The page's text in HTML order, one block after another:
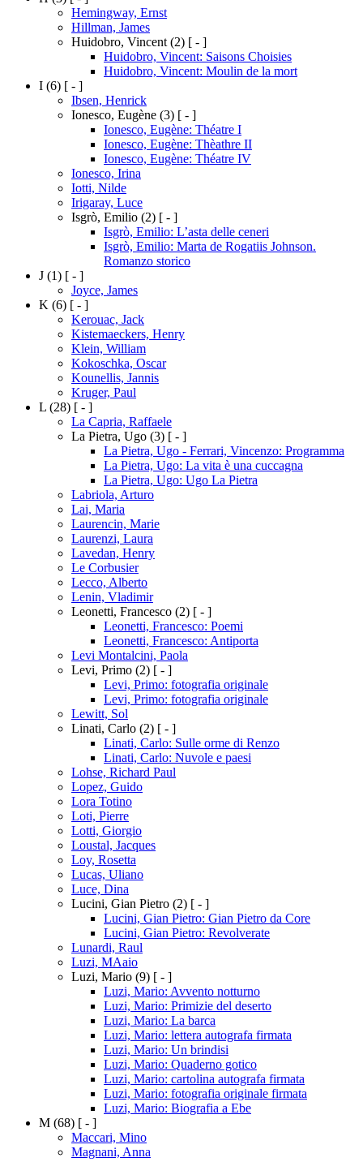
Hemingway, Ernst
Hillman, James
Huidobro, Vincent (2) [ - ]
Huidobro, Vincent: Saisons Choisies
Huidobro, Vincent: Moulin de la mort
I (6) [ - ]
Ibsen, Henrick
Ionesco, Eugène (3) [ - ]
Ionesco, Eugène: Théatre I
Ionesco, Eugène: Thèathre II
Ionesco, Eugène: Théatre IV
Ionesco, Irina
Iotti, Nilde
Irigaray, Luce
Isgrò, Emilio (2) [ - ]
Isgrò, Emilio: L’asta delle ceneri
Isgrò, Emilio: Marta de Rogatiis Johnson.
Romanzo storico
J (1) [ - ]
Joyce, James
K (6) [ - ]
Kerouac, Jack
Kistemaeckers, Henry
Klein, William
Kokoschka, Oscar
Kounellis, Jannis
Kruger, Paul
L (28) [ - ]
La Capria, Raffaele
La Pietra, Ugo (3) [ - ]
La Pietra, Ugo - Ferrari, Vincenzo: Programma
La Pietra, Ugo: La vita è una cuccagna
La Pietra, Ugo: Ugo La Pietra
Labriola, Arturo
Lai, Maria
Laurencin, Marie
Laurenzi, Laura
Lavedan, Henry
Le Corbusier
Lecco, Alberto
Lenin, Vladimir
Leonetti, Francesco (2) [ - ]
Leonetti, Francesco: Poemi
Leonetti, Francesco: Antiporta
Levi Montalcini, Paola
Levi, Primo (2) [ - ]
Levi, Primo: fotografia originale
Levi, Primo: fotografia originale
Lewitt, Sol
Linati, Carlo (2) [ - ]
Linati, Carlo: Sulle orme di Renzo
Linati, Carlo: Nuvole e paesi
Lohse, Richard Paul
Lopez, Guido
Lora Totino
Loti, Pierre
Lotti, Giorgio
Loustal, Jacques
Loy, Rosetta
Lucas, Uliano
Luce, Dina
Lucini, Gian Pietro (2) [ - ]
Lucini, Gian Pietro: Gian Pietro da Core
Lucini, Gian Pietro: Revolverate
Lunardi, Raul
Luzi, MAaio
Luzi, Mario (9) [ - ]
Luzi, Mario: Avvento notturno
Luzi, Mario: Primizie del deserto
Luzi, Mario: La barca
Luzi, Mario: lettera autografa firmata
Luzi, Mario: Un brindisi
Luzi, Mario: Quaderno gotico
Luzi, Mario: cartolina autografa firmata
Luzi, Mario: fotografia originale firmata
Luzi, Mario: Biografia a Ebe
M (68) [ - ]
Maccari, Mino
Magnani, Anna